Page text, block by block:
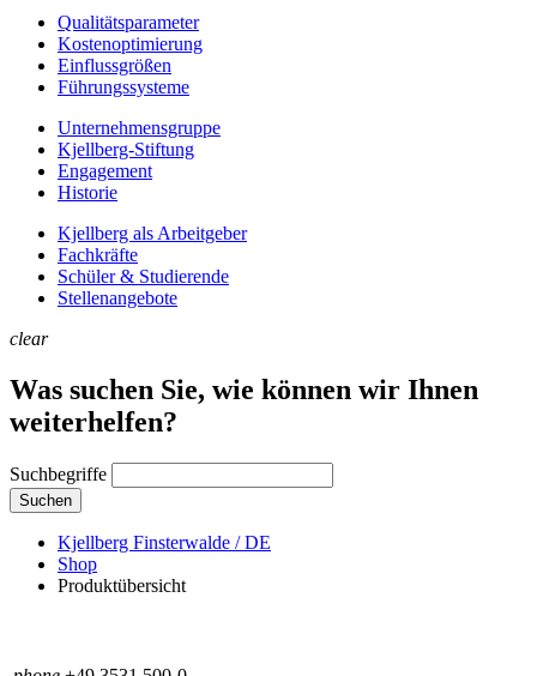
Qualitätsparameter
Kostenoptimierung
Einflussgrößen
Führungssysteme
Unternehmens­gruppe
Kjellberg-Stiftung
Engagement
Historie
Kjellberg als Arbeitgeber
Fachkräfte
Schüler & Studierende
Stellenangebote
clear
Was suchen Sie, wie können wir Ihnen
weiterhelfen?
Suchbegriffe
Suchen
Kjellberg Finsterwalde / DE
Shop
Produktübersicht